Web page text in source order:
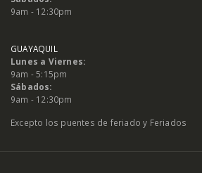
9am - 12:30pm
GUAYAQUIL
Lunes a Viernes:
9am - 5:15pm
Sábados:
9am - 12:30pm
Excepto los puentes de feriado y Feriados